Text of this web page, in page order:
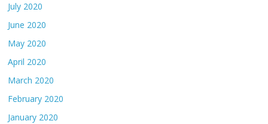
July 2020
June 2020
May 2020
April 2020
March 2020
February 2020
January 2020